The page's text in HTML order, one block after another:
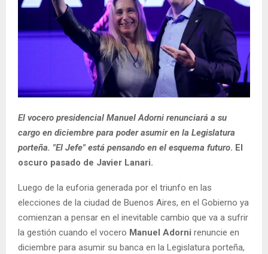
El vocero presidencial Manuel Adorni renunciará a su
cargo en diciembre para poder asumir en la Legislatura
porteña. "El Jefe" está pensando en el esquema futuro. El
oscuro pasado de Javier Lanari.
Luego de la euforia generada por el triunfo en las
elecciones de la ciudad de Buenos Aires, en el Gobierno ya
comienzan a pensar en el inevitable cambio que va a sufrir
la gestión cuando el vocero Manuel Adorni renuncie en
diciembre para asumir su banca en la Legislatura porteña,